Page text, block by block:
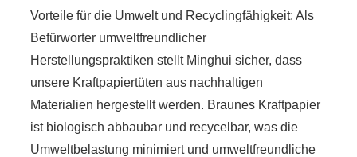
Vorteile für die Umwelt und Recyclingfähigkeit: Als
Befürworter umweltfreundlicher
Herstellungspraktiken stellt Minghui sicher, dass
unsere Kraftpapiertüten aus nachhaltigen
Materialien hergestellt werden. Braunes Kraftpapier
ist biologisch abbaubar und recycelbar, was die
Umweltbelastung minimiert und umweltfreundliche